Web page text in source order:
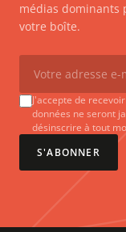
médias
votre boîte.
J'accepte de
données ne seront
désinscrire à tout
S'ABONNER